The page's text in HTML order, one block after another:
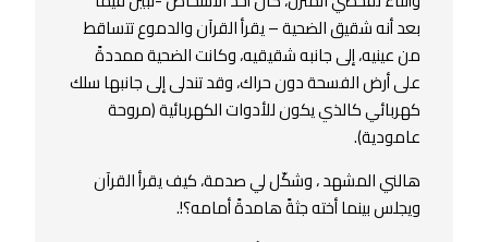
بعد أنه شقيق الضحية – يقرأ القرآن والدموع تتساقط
من عينيه، إلى جانبه شقيقيه، وكانت الضحية ممددةً
على أرض الفسحة دون حراك، وقد تندلى إلى جانبها سلك
كهربائي كالذي يكون للأدوات الكهربائية (مروحة
عامودية).
هالني المشهد ، وشكّل لي صدمة، كيف يقرأ القرآن
ويجلس بينما أخته جثةً هامدةً أمامه؟!.